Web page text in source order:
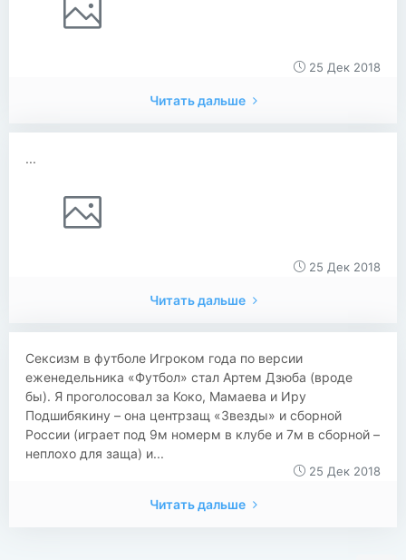
25 Дек 2018
Читать дальше
...
25 Дек 2018
Читать дальше
Сексизм в футболе Игроком года по версии
еженедельника «Футбол» стал Артем Дзюба (вроде
бы). Я проголосовал за Коко, Мамаева и Иру
Подшибякину – она центрзащ «Звезды» и сборной
России (играет под 9м номерм в клубе и 7м в сборной –
неплохо для заща) и...
25 Дек 2018
Читать дальше